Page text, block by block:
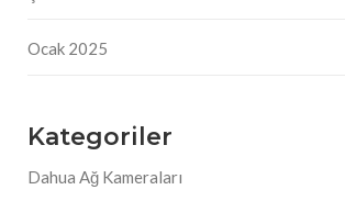
Ocak 2025
Kategoriler
Dahua Ağ Kameraları